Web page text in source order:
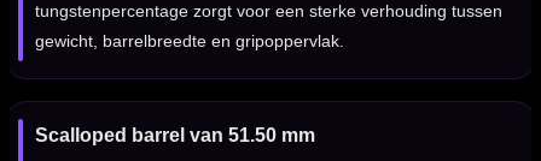
tungstenpercentage zorgt voor een sterke verhouding tussen
gewicht, barrelbreedte en gripoppervlak.
Scalloped barrel van 51.50 mm